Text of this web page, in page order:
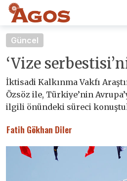
Güncel
‘Vize
İktisadi Kalkınma Vakfı
Özsöz ile, Türkiye’nin
ilgili önündeki süreci
Fatih Gökhan Diler